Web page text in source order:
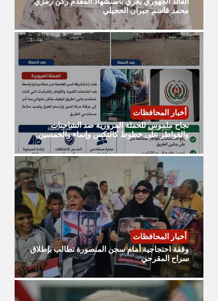
محمد قاسم جبران الحجيلي
أخبار المحافظات
نجاح ملموس للحملة المرورية ضد الشاحنات
والقواطر على خطوط كالتكس وإنماء والخمسين.
أخبار المحافظات
وقفة احتجاجية أمام سجن المنصورة تطالب بإطلاق
سراح المقرحي